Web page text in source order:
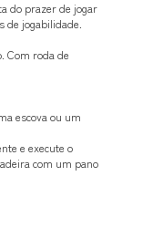
do prazer de jogar
de jogabilidade.
Com roda de
escova ou um
e execute o
com um pano